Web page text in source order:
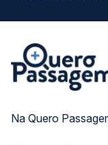
Na Quero